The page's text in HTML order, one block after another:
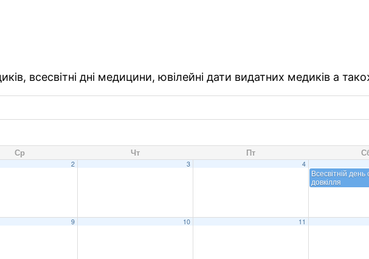
всесвітні дні медицини, ювілейні дати видатних медиків а
Ср Чт Пт
2 3 4
Всесвітній
довкілля
9 10 11